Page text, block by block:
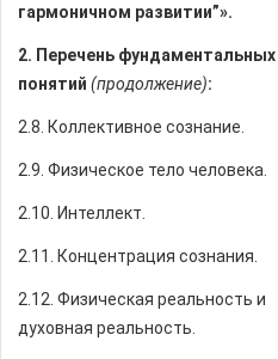
гармоничном развитии”».
2. Перечень фундаментальных
понятий (продолжение):
2.8. Коллективное сознание.
2.9. Физическое тело человека.
2.10. Интеллект.
2.11. Концентрация сознания.
2.12. Физическая реальность и
духовная реальность.